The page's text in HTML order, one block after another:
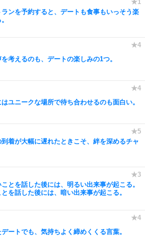
ランを予約すると、デートも食事もいっそう楽
考えるのも、デートの楽しみの1つ。
ユニークな場所で待ち合わせるのも面白い。
着が大幅に遅れたときこそ、絆を深めるチャ
とを話した後には、明るい出来事が起こる。
を話した後には、暗い出来事が起こる。
ートでも、気持ちよく締めくくる言葉。